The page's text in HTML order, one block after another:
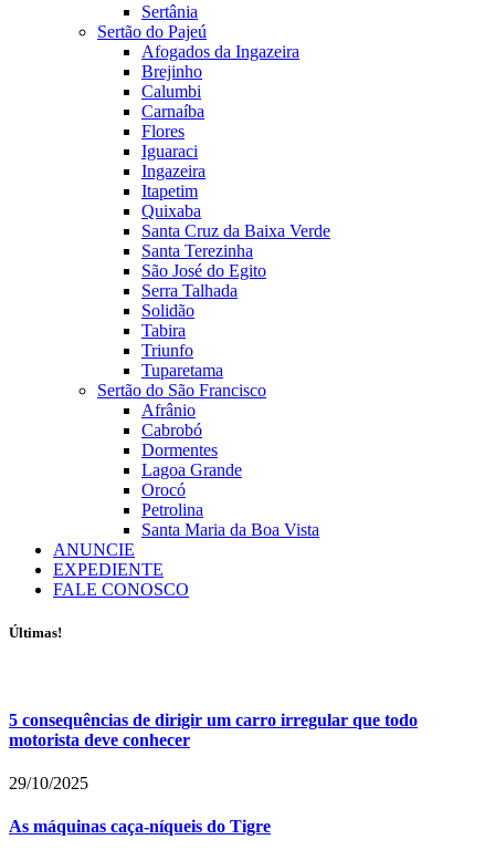
Sertânia
Sertão do Pajeú
Afogados da Ingazeira
Brejinho
Calumbi
Carnaíba
Flores
Iguaraci
Ingazeira
Itapetim
Quixaba
Santa Cruz da Baixa Verde
Santa Terezinha
São José do Egito
Serra Talhada
Solidão
Tabira
Triunfo
Tuparetama
Sertão do São Francisco
Afrânio
Cabrobó
Dormentes
Lagoa Grande
Orocó
Petrolina
Santa Maria da Boa Vista
ANUNCIE
EXPEDIENTE
FALE CONOSCO
Últimas!
5 consequências de dirigir um carro irregular que todo
motorista deve conhecer
29/10/2025
As máquinas caça-níqueis do Tigre